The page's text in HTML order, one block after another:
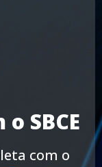
SBCE
com o